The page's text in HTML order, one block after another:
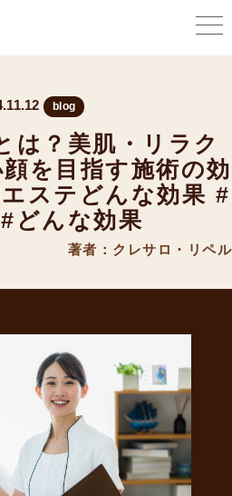
blog
は？美肌・リラク
を目指す施術の効
ステどんな効果 #
どんな効果
著者：クレサロ・リペル